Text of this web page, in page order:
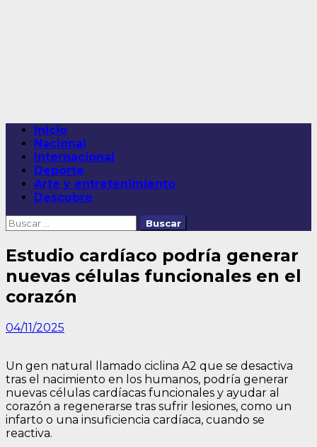
Menú
principal
Inicio
Nacional
Internacional
Deporte
Arte y entretenimiento
Descubre
Buscar:
Estudio cardíaco podría generar
nuevas células funcionales en el
corazón
04/11/2025
Un gen natural llamado ciclina A2 que se desactiva
tras el nacimiento en los humanos, podría generar
nuevas células cardíacas funcionales y ayudar al
corazón a regenerarse tras sufrir lesiones, como un
infarto o una insuficiencia cardíaca, cuando se
reactiva.